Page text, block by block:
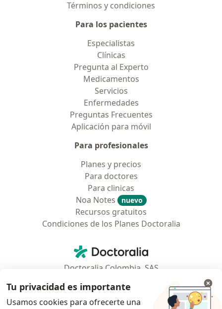
Términos y condiciones
Para los pacientes
Especialistas
Clínicas
Pregunta al Experto
Medicamentos
Servicios
Enfermedades
Preguntas Frecuentes
Aplicación para móvil
Para profesionales
Planes y precios
Para doctores
Para clinicas
Noa Notes
nuevo
Recursos gratuitos
Condiciones de los Planes Doctoralia
Doctoralia - Página de inicio
Doctoralia Colombia, SAS
Municipio: Bogotá D.C., Colombia
Tu privacidad es importante
Usamos cookies para ofrecerte una